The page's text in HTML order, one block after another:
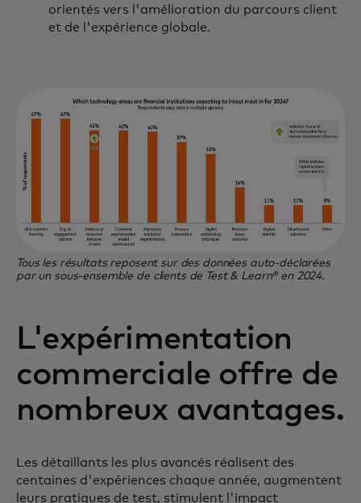
orientés vers l'amélioration du parcours client
et de l'expérience globale.
Tous les résultats reposent sur des données auto-déclarées
par un sous-ensemble de clients de Test & Learn® en 2024.
L'expérimentation
commerciale offre de
nombreux avantages.
Les détaillants les plus avancés réalisent des
centaines d'expériences chaque année, augmentent
leurs pratiques de test, stimulent l'impact